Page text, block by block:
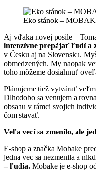
Eko stánok –
Aj vďaka novej posile –
intenzívne prepájať ľudí a
v Česku aj na Slovensku.
obmedzených. My naopak
toho môžeme dosiahnuť
Plánujeme tiež vytvárať
Dlhodobo sa venujem a
obsahu v rámci svojich
čom stavať.
Veľa vecí sa zmenilo, ale
E-shop a značka Mobake
jedna vec sa nezmenila a
– ľudia. Mobake je e-shop